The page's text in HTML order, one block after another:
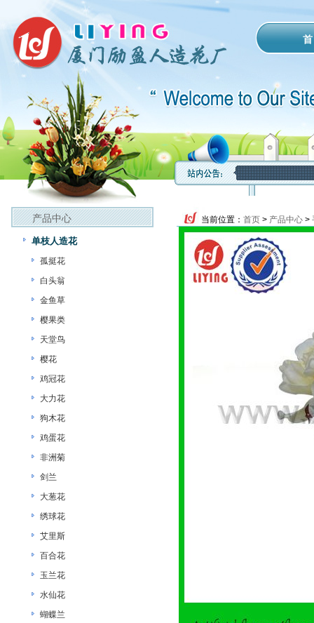
产品中心
单枝人造花
孤挺花
白头翁
金鱼草
樱果类
天堂鸟
樱花
鸡冠花
大力花
狗木花
鸡蛋花
非洲菊
剑兰
大葱花
绣球花
艾里斯
百合花
玉兰花
水仙花
蝴蝶兰
当前位置： 首页 > 产品中心 >